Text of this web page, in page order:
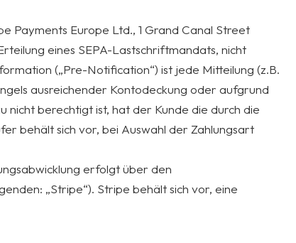
Payments Europe Ltd., 1 Grand Canal Street
eines SEPA-Lastschriftmandats, nicht
(„Pre-Notification“) ist jede Mitteilung (z.B.
ausreichender Kontodeckung oder aufgrund
berechtigt ist, hat der Kunde die durch die
behält sich vor, bei Auswahl der Zahlungsart
erfolgt über den
„Stripe“). Stripe behält sich vor, eine